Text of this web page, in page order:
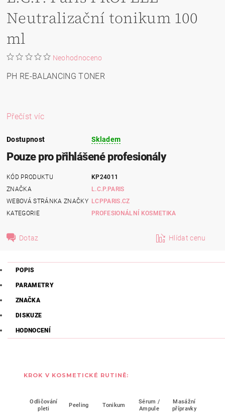
Neutralizační tonikum 100
ml
Neohodnoceno
PH RE-BALANCING TONER
Přečíst víc
Dostupnost Skladem
Pouze pro přihlášené profesionály
KÓD PRODUKTU
KP24011
ZNAČKA
L.C.P.PARIS
WEBOVÁ STRÁNKA ZNAČKY LCPPARIS.CZ
KATEGORIE
PROFESIONÁLNÍ KOSMETIKA
Dotaz Hlídat cenu
POPIS
PARAMETRY
ZNAČKA
DISKUZE
HODNOCENÍ
KROK V KOSMETICKÉ RUTINĚ:
Odličování
pleti
Peeling Tonikum
Sérum /
Ampule
Masážní
přípravky